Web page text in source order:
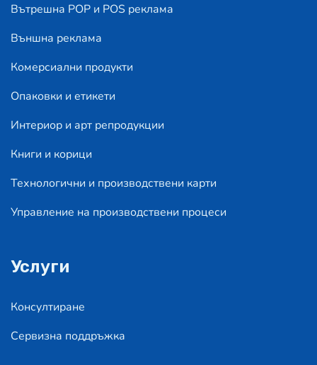
Вътрешна POP и POS реклама
Външна реклама
Комерсиални продукти
Опаковки и етикети
Интериор и арт репродукции
Книги и корици
Технологични и производствени карти
Управление на производствени процеси
Услуги
Консултиране
Сервизна поддръжка